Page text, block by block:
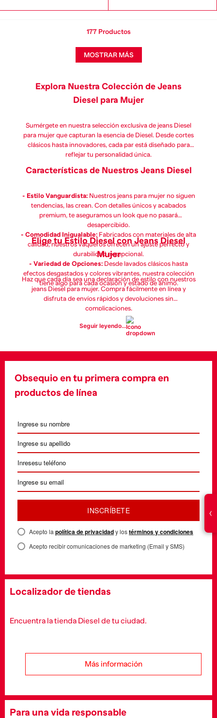
‹
177 Productos
MOSTRAR MÁS
Explora Nuestra Colección de Jeans
Diesel para Mujer
Sumérgete en nuestra selección exclusiva de jeans Diesel
para mujer que capturan la esencia de Diesel. Desde cortes
clásicos hasta innovadores, cada par está diseñado para
reflejar tu personalidad única.
Características de Nuestros Jeans Diesel
- Estilo Vanguardista:Nuestros jeans para mujer no siguen
tendencias, las crean. Con detalles únicos y acabados
premium, te aseguramos un look que no pasará
desapercibido.
- Comodidad Inigualable: Fabricados con materiales de alta
calidad, nuestros vaqueros ofrecen un ajuste perfecto y
durabilidad excepcional.
- Variedad de Opciones: Desde lavados clásicos hasta
efectos desgastados y colores vibrantes, nuestra colección
tiene algo para cada ocasión y estado de ánimo.
Elige tu Estilo Diesel con Jeans Diesel
Mujer
Haz que cada día sea una declaración de estilo con nuestros
jeans Diesel para mujer. Compra fácilmente en línea y
disfruta de envíos rápidos y devoluciones sin
complicaciones.
Seguir leyendo...
Obsequio en tu primera compra en
productos de línea
INSCRÍBETE
Acepto la política de privacidady lostérminos y condiciones
Acepto recibir comunicaciones de marketing (Email y SMS)
Localizador de tiendas
Encuentra la tienda Diesel de tu ciudad.
Más información
Para una vida responsable